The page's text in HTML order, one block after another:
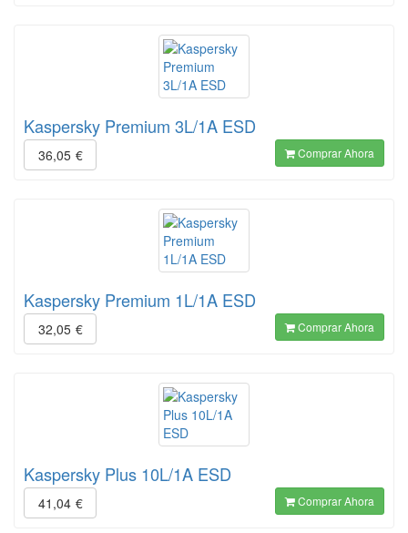
Kaspersky Premium 3L/1A ESD
36,05 € Comprar Ahora
Kaspersky Premium 1L/1A ESD
32,05 € Comprar Ahora
Kaspersky Plus 10L/1A ESD
41,04 € Comprar Ahora